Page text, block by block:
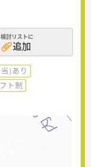
検討リストに
追加
)あり
ト制